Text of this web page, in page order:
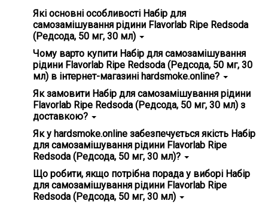
Які основні особливості Набір для
самозамішування рідини Flavorlab Ripe Redsoda
(Редсода, 50 мг, 30 мл)
Головні особливості Набір для самозамішування рідини
Flavorlab Ripe Redsoda (Редсода, 50 мг, 30 мл) - гарантія
справжності, зручність використання.
Чому варто купити Набір для самозамішування
рідини Flavorlab Ripe Redsoda (Редсода, 50 мг, 30
мл) в інтернет-магазині hardsmoke.online?
На нашому сайті ви знайдете широкий вибір кальянної
продукції та все для вейпінгу. Замовте Набір для
самозамішування рідини Flavorlab Ripe Redsoda
(Редсода, 50 мг, 30 мл) та насолоджуйтесь високою
якістю з доставкою додому! 💵 Ціна всього - 350 грн
Як замовити Набір для самозамішування рідини
Flavorlab Ripe Redsoda (Редсода, 50 мг, 30 мл) з
доставкою?
Просто додайте Набір для самозамішування рідини
Flavorlab Ripe Redsoda (Редсода, 50 мг, 30 мл) у кошик на
нашому сайті ✅ та оформіть замовлення. Ми
забезпечимо швидку доставку по всій Україні, і ви
зможете отримати ваше замовлення у зручному для вас
місці! 📮
Як у hardsmoke.online забезпечується якість Набір
для самозамішування рідини Flavorlab Ripe
Redsoda (Редсода, 50 мг, 30 мл)?
Ми ретельно вибираємо постачальників та продукти,
стежимо за дотриманням стандартів якості. Усі товари
сертифіковані та відповідають міжнародним нормам.
Переконайтеся самі, вибравши наші продукти! ✅
Що робити, якщо потрібна порада у виборі Набір
для самозамішування рідини Flavorlab Ripe
Redsoda (Редсода, 50 мг, 30 мл)